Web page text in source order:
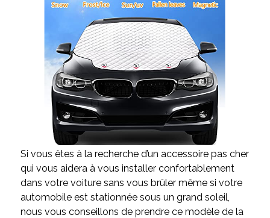
Si vous êtes à la recherche d’un accessoire pas cher
qui vous aidera à vous installer confortablement
dans votre voiture sans vous brûler même si votre
automobile est stationnée sous un grand soleil,
nous vous conseillons de prendre ce modèle de la